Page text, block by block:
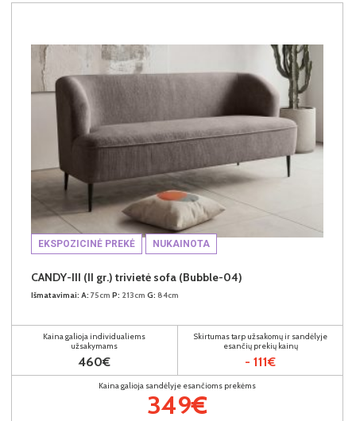
EKSPOZICINĖ PREKĖ NUKAINOTA
CANDY-III (II gr.) trivietė sofa (Bubble-04)
Išmatavimai: A: 75cm P: 213cm G: 84cm
Kaina galioja individualiems
užsakymams
460€
Skirtumas tarp užsakomų ir sandėlyje
esančių prekių kainų
- 111€
Kaina galioja sandėlyje esančioms prekėms
349€